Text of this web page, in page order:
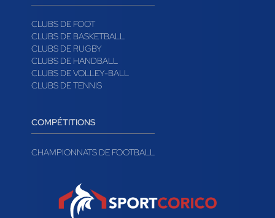
CLUBS DE FOOT
CLUBS DE BASKETBALL
CLUBS DE RUGBY
CLUBS DE HANDBALL
CLUBS DE VOLLEY-BALL
CLUBS DE TENNIS
COMPÉTITIONS
CHAMPIONNATS DE FOOTBALL